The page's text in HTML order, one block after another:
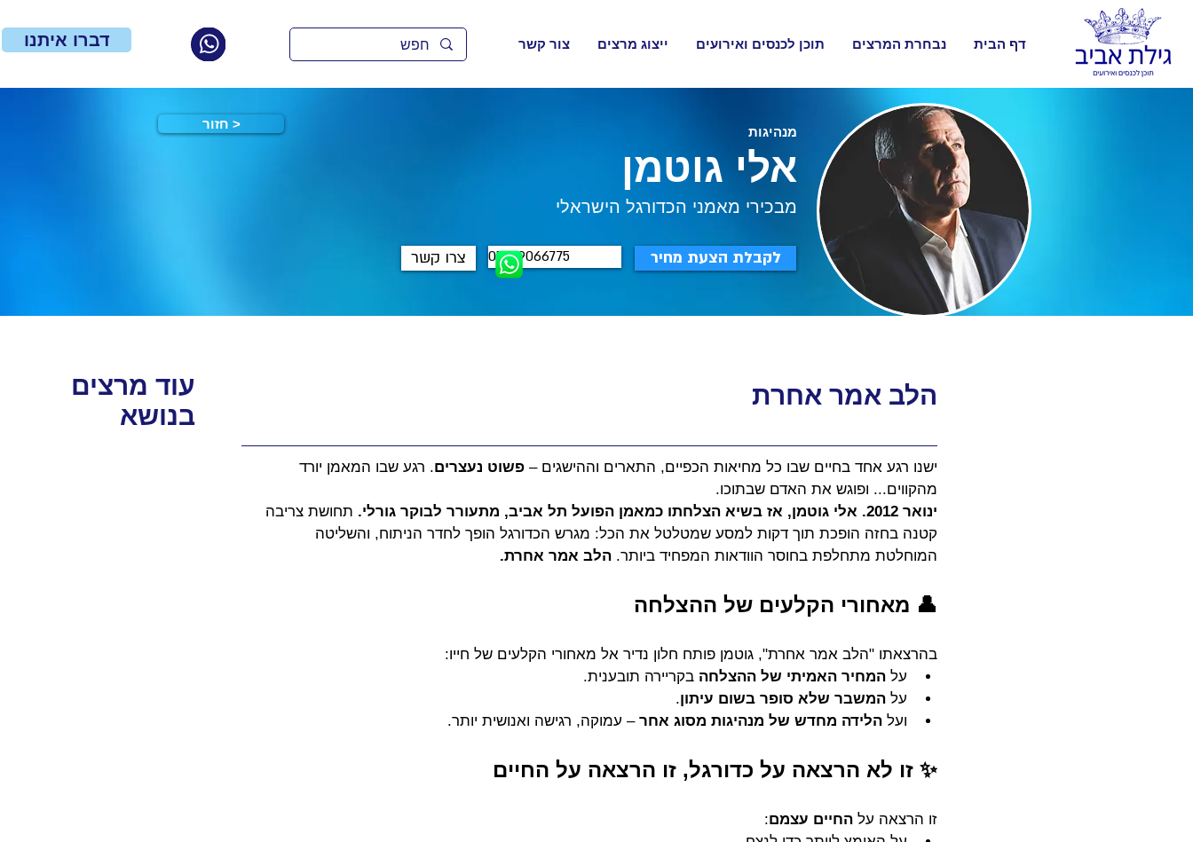
דברו איתנו דף הבית נבחרת המרצים תוכן לכנסים ואירועים ייצוג מרצים צור קשר
מנהיגות
חזור >
אלי גוטמן
מבכירי מאמני הכדורגל הישראלי
צרו קשר 052-9066775 לקבלת הצעת מחיר
עוד מרצים
בנושא
הלב אמר אחרת
ישנו רגע אחד בחיים שבו כל מחיאות הכפיים, התארים וההישגים – פשוט נעצרים. רגע שבו המאמן יורד
מהקווים... ופוגש את האדם שבתוכו.
ינואר 2012. אלי גוטמן, אז בשיא הצלחתו כמאמן הפועל תל אביב, מתעורר לבוקר גורלי.
תחושת צריבה
קטנה בחזה הופכת תוך דקות למסע שמטלטל את הכל: מגרש הכדורגל הופך לחדר הניתוח, והשליטה
המוחלטת מתחלפת בחוסר הוודאות המפחיד ביותר. הלב אמר אחרת.
👤 מאחורי הקלעים של ההצלחה
בהרצאתו "הלב אמר אחרת", גוטמן פותח חלון נדיר אל מאחורי הקלעים של חייו:
על המחיר האמיתי של ההצלחה בקריירה תובענית.
על המשבר שלא סופר בשום עיתון.
ועל הלידה מחדש של מנהיגות מסוג אחר – עמוקה, רגישה ואנושית יותר.
✨ זו לא הרצאה על כדורגל, זו הרצאה על החיים
זו הרצאה על החיים עצמם: